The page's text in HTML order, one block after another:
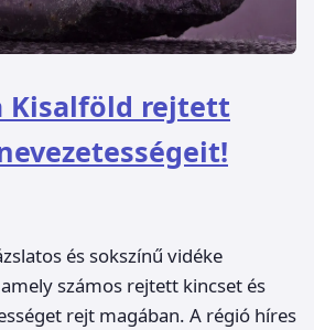
Kisalföld rejtett
és sokszínű vidéke
számos rejtett kincset és
rejt magában. A régió híres